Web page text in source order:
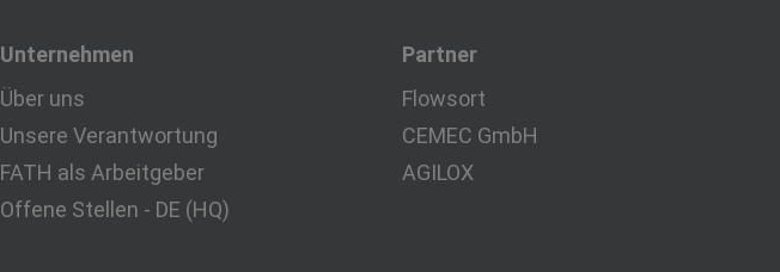
Unternehmen
Über uns
Unsere Verantwortung
FATH als Arbeitgeber
Offene Stellen - DE (HQ)
Partner
Flowsort
CEMEC GmbH
AGILOX